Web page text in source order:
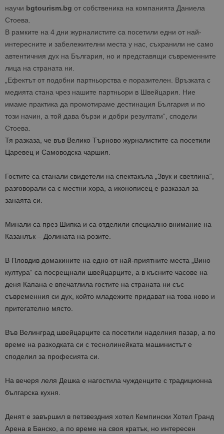
научи bgtourism.bg от собственика на компанията Даниела
Стоева.
В рамките на 4 дни журналистите са посетили едни от най-
интересните и забележителни места у нас, съхранили не само
автентичния дух на България, но и представящи съвременните
лица на страната ни.
„Ефектът от подобни партньорства е поразителен. Връзката с
медията стана чрез нашите партньори в Швейцария. Ние
имаме практика да промотираме дестинация България и по
този начин, а той дава бързи и добри резултати“, сподели
Стоева.
Тя разказа, че във Велико Търново журналистите са посетили
Царевец и Самоводска чаршия.
Гостите са станали свидетели на спектакъла „Звук и светлина“,
разговорали са с местни хора, а иконописец е разказал за
занаята си.
Минали са през Шипка и са отделили специално внимание на
Казанлък – Долината на розите.
В Пловдив домакините на едно от най-приятните места „Вино
култура“ са посрещнали швейцарците, а в късните часове на
деня Капана е впечатлила гостите на страната ни със
съвременния си дух, който младежите придават на това ново и
притегателно място.
Във Велинград швейцарците са посетили наделния пазар, а по
време на разходката си с теснолинейката машинистът е
споделил за професията си.
На вечеря леля Дешка е нагостила чужденците с традиционна
българска кухня.
Денят е завършил в петзвездния хотел Кемпински Хотел Гранд
Арена в Банско, а по време на своя кратък, но интересен